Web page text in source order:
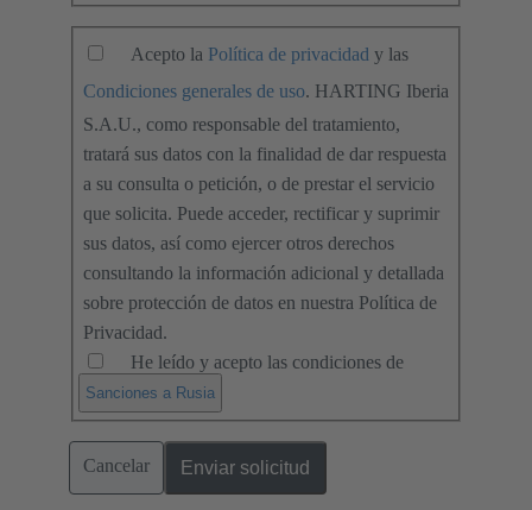
Acepto la Política de privacidad y las
Condiciones generales de uso. HARTING Iberia
S.A.U., como responsable del tratamiento,
tratará sus datos con la finalidad de dar respuesta
a su consulta o petición, o de prestar el servicio
que solicita. Puede acceder, rectificar y suprimir
sus datos, así como ejercer otros derechos
consultando la información adicional y detallada
sobre protección de datos en nuestra Política de
Privacidad.
He leído y acepto las condiciones de
Sanciones a Rusia
Cancelar Enviar solicitud